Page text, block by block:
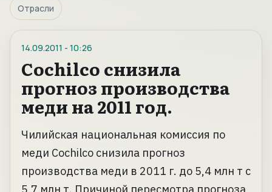
Отрасли
14.09.2011 - 10:26
Cochilco снизила
прогноз производства
меди на 2011 год.
Чилийская национальная комиссия по
меди Cochilco снизила прогноз
производства меди в 2011 г. до 5,4 млн т с